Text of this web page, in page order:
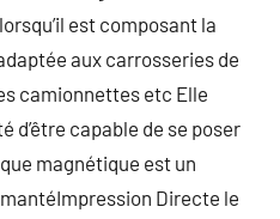
est composant la
aux carrosseries de
camionnettes etc Elle
d’être capable de se poser
magnétique est un
Directe le